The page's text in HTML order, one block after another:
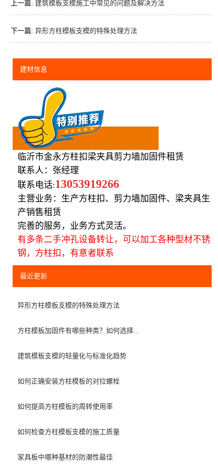
上一篇: 建筑模板支模施工中常见的问题及解决方法
下一篇: 异形方柱模板支模的特殊处理方法
建材信息
临沂市金永方柱扣梁夹具剪力墙加固件租赁
联系人：张经理
联系电话:13053919266
主营业务：生产方柱扣、剪力墙加固件、梁夹具生
产销售租赁
完善的服务，业务方式灵活。
有多条二手冲孔设备转让，可以加工各种型材不锈
钢，方柱扣，有意者联系
最近更新
异形方柱模板支模的特殊处理方法
方柱模板加固件有哪些种类？如何选择...
建筑模板支模的轻量化与标准化趋势
如何正确安装方柱模板的对拉螺栓
如何提高方柱模板的周转使用率
如何检查方柱模板支模的施工质量
家具板中哪种基材的防潮性最佳